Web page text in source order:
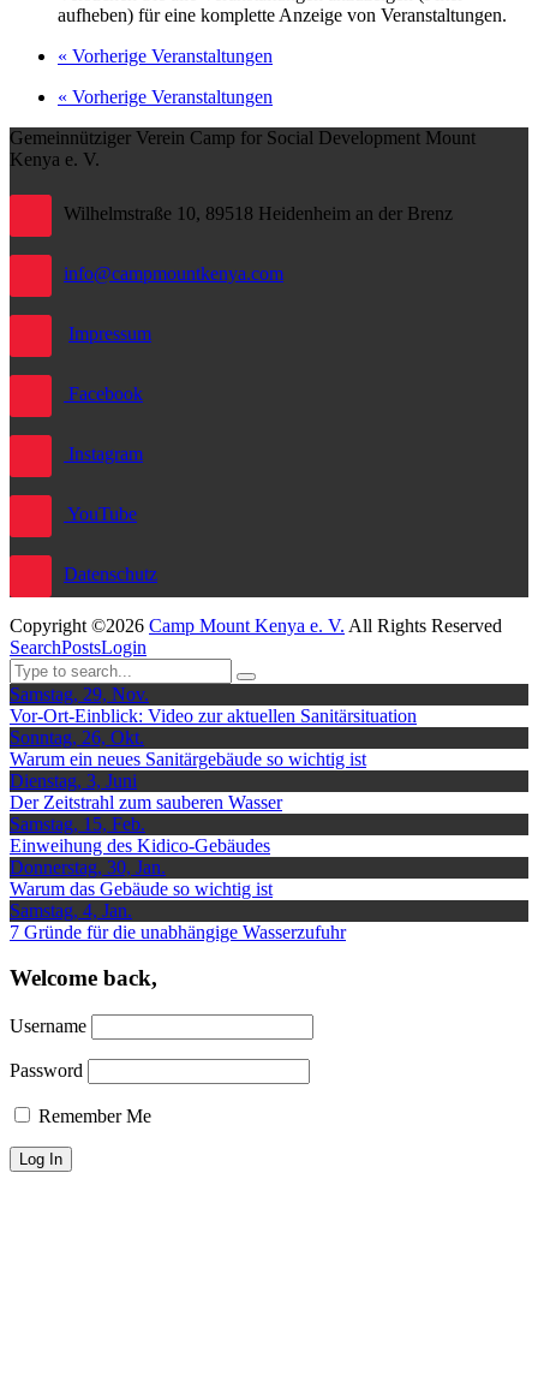
aufheben) für eine komplette Anzeige von Veranstaltungen.
« Vorherige Veranstaltungen
« Vorherige Veranstaltungen
Gemeinnütziger Verein Camp for Social Development Mount
Kenya e. V.
Wilhelmstraße 10, 89518 Heidenheim an der Brenz
info@campmountkenya.com
Impressum
Facebook
Instagram
YouTube
Datenschutz
Copyright ©2026 Camp Mount Kenya e. V. All Rights Reserved
SearchPostsLogin
Samstag, 29, Nov.
Vor-Ort-Einblick: Video zur aktuellen Sanitärsituation
Sonntag, 26, Okt.
Warum ein neues Sanitärgebäude so wichtig ist
Dienstag, 3, Juni
Der Zeitstrahl zum sauberen Wasser
Samstag, 15, Feb.
Einweihung des Kidico-Gebäudes
Donnerstag, 30, Jan.
Warum das Gebäude so wichtig ist
Samstag, 4, Jan.
7 Gründe für die unabhängige Wasserzufuhr
Welcome back,
Username
Password
Remember Me